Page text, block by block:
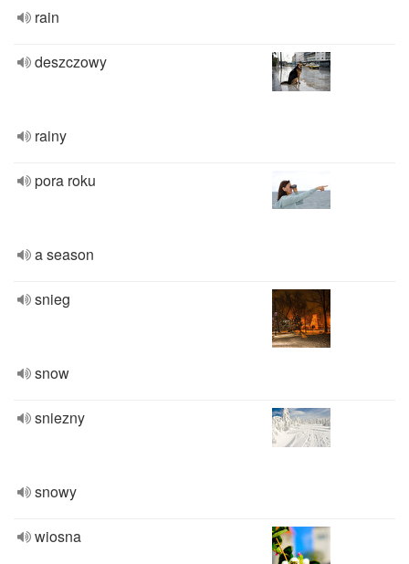
rain
deszczowy
rainy
pora roku
a season
snieg
snow
sniezny
snowy
wiosna